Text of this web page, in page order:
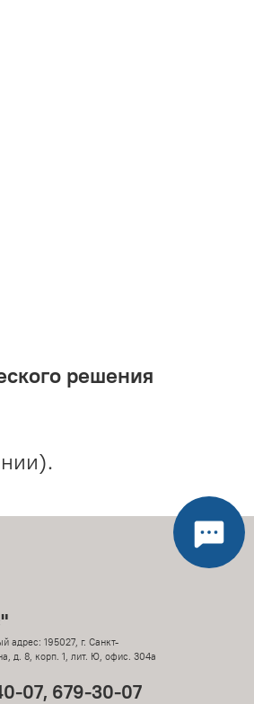
решения
адрес: 195027, г. Санкт-
д. 8, корп. 1, лит. Ю, офис. 304а
07, 679-30-07